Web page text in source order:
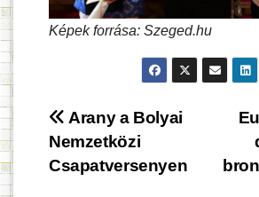
Képek forrása: Szeged.hu
Bejegyzés
navigáció
Arany a Bolyai
Nemzetközi
Csapatversenyen